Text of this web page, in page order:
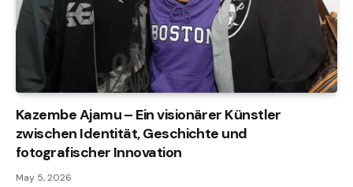
Kazembe Ajamu – Ein visionärer Künstler
zwischen Identität, Geschichte und
fotografischer Innovation
May 5, 2026